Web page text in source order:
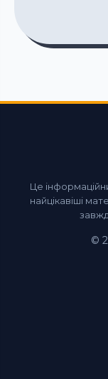
Це
найцікавіші
©